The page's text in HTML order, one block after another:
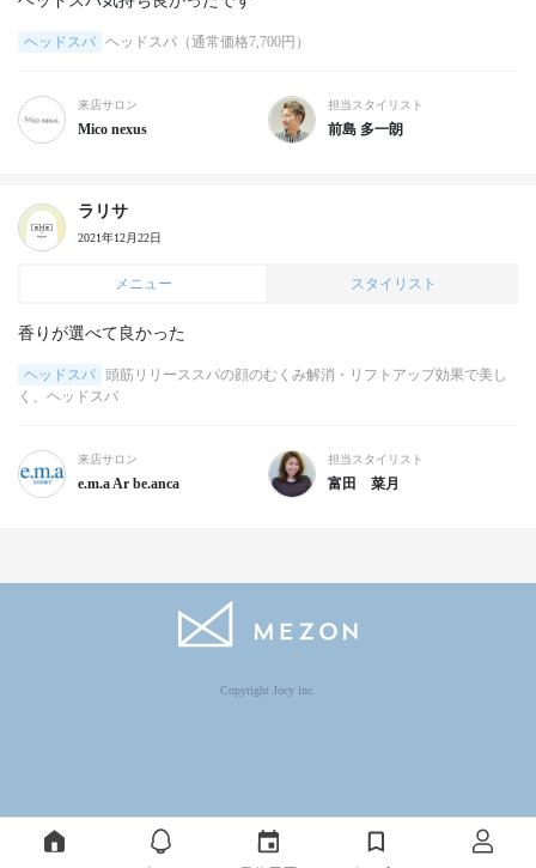
ヘッドスパ ヘッドスパ（通常価格7,700円）
来店サロン
Mico nexus
担当スタイリスト
前島 多一朗
ラリサ
2021年12月22日
メニュー スタイリスト
香りが選べて良かった
ヘッドスパ 頭筋リリーススパの顔のむくみ解消・リフトアップ効果で美し
く、ヘッドスパ
来店サロン
e.m.a Ar be.anca
担当スタイリスト
富田 菜月
Copyright Jocy inc.